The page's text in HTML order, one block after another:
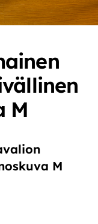
M
M